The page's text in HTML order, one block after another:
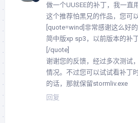
做一个UUSEE的补丁，我一直
这个推荐怕黑兄的作品，您可
[quote=wind]非常感谢这么好的
简中版xp sp3，以前版本的补
[/quote]
谢谢您的反馈，经过多次测试
情况。不过您可以试试看补丁
的话，那就保留stormliv.exe
回复